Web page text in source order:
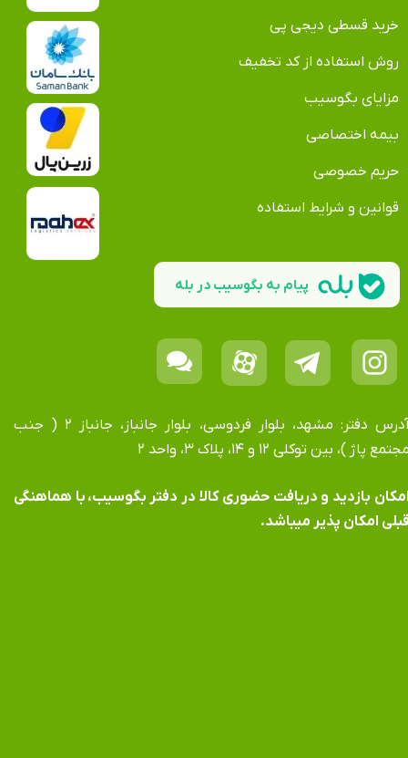
خرید قسطی دیجی پی
روش استفاده از کد تخفیف
مزایای بگوسیب
بیمه اختصاصی
حریم خصوصی
قوانین و شرایط استفاده
آدرس دفتر: مشهد، بلوار فردوسی، بلوار جانباز، جانباز ۲ ( جنب
پاژ )، بین توکلی ۱۲ و ۱۴، پلاک ۳، واحد ۲
بازدید و دریافت حضوری کالا در دفتر بگوسیب، با هماهنگی
امکان پذیر میباشد.
پیام به بگوسیب در بله